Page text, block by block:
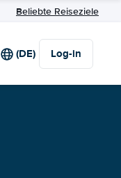
Beliebte Reiseziele
(DE) Log-in